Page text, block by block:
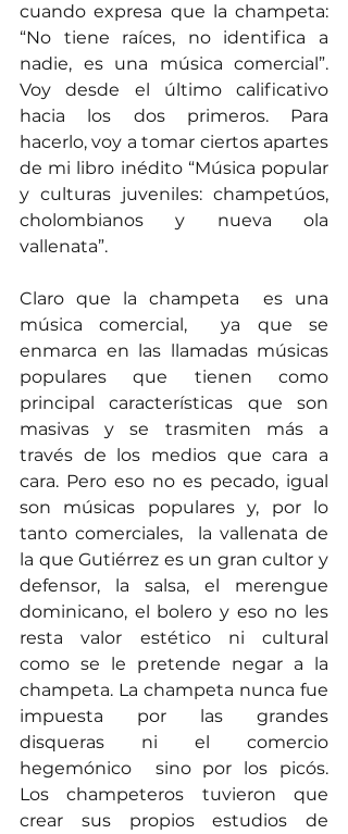
cuando expresa que la champeta:
“No tiene raíces, no identifica a
nadie, es una música comercial”.
Voy desde el último calificativo
hacia los dos primeros. Para
hacerlo, voy a tomar ciertos apartes
de mi libro inédito “Música popular
y culturas juveniles: champetúos,
cholombianos y nueva ola
vallenata”.
Claro que la champeta  es una
música comercial,  ya que se
enmarca en las llamadas músicas
populares que tienen como
principal características que son
masivas y se trasmiten más a
través de los medios que cara a
cara. Pero eso no es pecado, igual
son músicas populares y, por lo
tanto comerciales,  la vallenata de
la que Gutiérrez es un gran cultor y
defensor, la salsa, el merengue
dominicano, el bolero y eso no les
resta valor estético ni cultural
como se le pretende negar a la
champeta. La champeta nunca fue
impuesta por las grandes
disqueras ni el comercio
hegemónico  sino por los picós.
Los champeteros tuvieron que
crear sus propios estudios de